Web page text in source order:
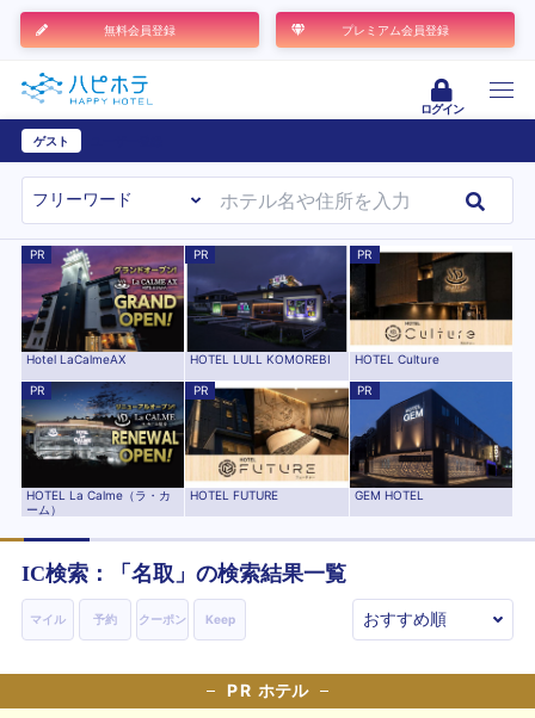
無料会員登録 プレミアム会員登録
ログイン
ゲスト
PR
Hotel LaCalmeAX
PR
HOTEL LULL KOMOREBI
PR
HOTEL Culture
PR
HOTEL La Calme（ラ・カ
ーム）
PR
HOTEL FUTURE
PR
GEM HOTEL
IC検索：「 名取 」の検索結果一覧
マイル 予約 クーポン Keep
PR ホテル